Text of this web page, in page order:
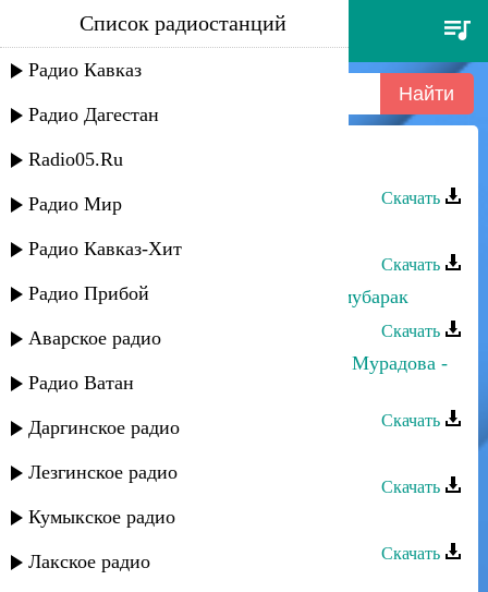
эльнара мурадова - гъач
Список радиостанций
Радио Кавказ
Радио Дагестан
Radio05.Ru
Радио Мир
Радио Кавказ-Хит
Радио Прибой
Аварское радио
Радио Ватан
Даргинское радио
Лезгинское радио
Кумыкское радио
Лакское радио
Эльнара Мурадова - Гъач
Скачать
Скачать
Эльнара Мурадова - Гъахьи йигъ мубарак
Скачать
Абдулла Мирзакеримов и Эльнара Мурадова -
Не пой про любовь
Скачать
Скачать
Эльнара Мурадова - Кiару улар
Скачать